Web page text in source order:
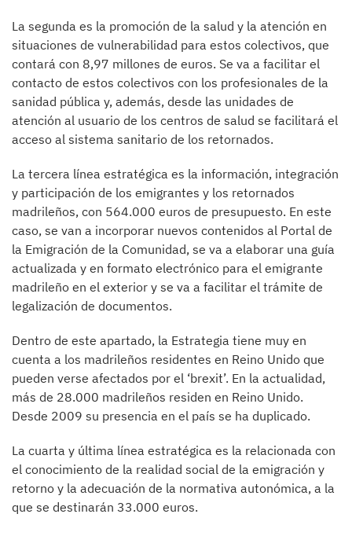
La segunda es la promoción de la salud y la atención en
situaciones de vulnerabilidad para estos colectivos, que
contará con 8,97 millones de euros. Se va a facilitar el
contacto de estos colectivos con los profesionales de la
sanidad pública y, además, desde las unidades de
atención al usuario de los centros de salud se facilitará el
acceso al sistema sanitario de los retornados.
La tercera línea estratégica es la información, integración
y participación de los emigrantes y los retornados
madrileños, con 564.000 euros de presupuesto. En este
caso, se van a incorporar nuevos contenidos al Portal de
la Emigración de la Comunidad, se va a elaborar una guía
actualizada y en formato electrónico para el emigrante
madrileño en el exterior y se va a facilitar el trámite de
legalización de documentos.
Dentro de este apartado, la Estrategia tiene muy en
cuenta a los madrileños residentes en Reino Unido que
pueden verse afectados por el ‘brexit’. En la actualidad,
más de 28.000 madrileños residen en Reino Unido.
Desde 2009 su presencia en el país se ha duplicado.
La cuarta y última línea estratégica es la relacionada con
el conocimiento de la realidad social de la emigración y
retorno y la adecuación de la normativa autonómica, a la
que se destinarán 33.000 euros.